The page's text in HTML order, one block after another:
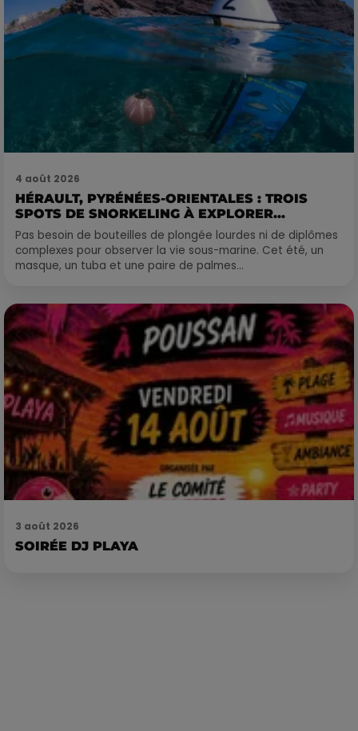
4 août 2026
HÉRAULT, PYRÉNÉES-ORIENTALES : TROIS
SPOTS DE SNORKELING À EXPLORER...
Pas besoin de bouteilles de plongée lourdes ni de diplômes
complexes pour observer la vie sous-marine. Cet été, un
masque, un tuba et une paire de palmes...
3 août 2026
SOIRÉE DJ PLAYA